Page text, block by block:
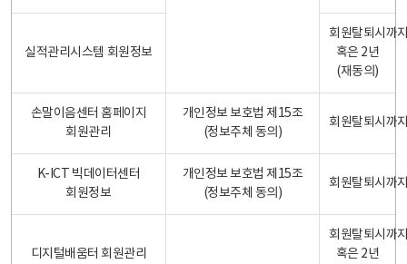
실적관리시스템 회원정보
회원탈퇴시까
혹은 2년
(재동의)
손말이음센터 홈페이지
회원관리
개인정보 보호법 제15조
(정보주체 동의)
회원탈퇴시까
K-ICT 빅데이터센터
회원정보
개인정보 보호법 제15조
(정보주체 동의)
회원탈퇴시까
디지털배움터 회원관리
회원탈퇴시까
혹은 2년